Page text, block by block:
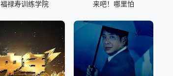
福禄寿训练学院 来吧！哪里怕